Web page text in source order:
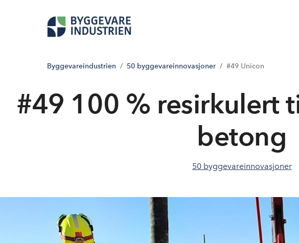
Byggevareindustrien 50 byggevareinnovasjoner #49 Unicon
#49 100 % resirkulert
betong
50 byggevareinnovasjoner